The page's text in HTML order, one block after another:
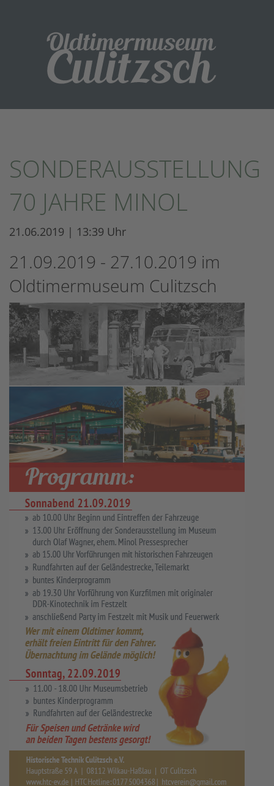
SONDERAUSSTELLUNG
70 JAHRE MINOL
21.06.2019 | 13:39 Uhr
21.09.2019 - 27.10.2019 im
Oldtimermuseum Culitzsch